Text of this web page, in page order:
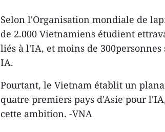
Selon l'Organisation mondiale de
de 2.000 Vietnamiens étudient
liés à l'IA, et moins de
IA.
Pourtant, le Vietnam établit un
quatre premiers pays d'Asie pour
cette ambition. -VNA